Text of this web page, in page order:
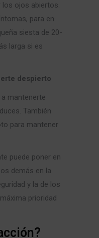
los ojos abiertos.
para en
siesta de 20-
larga si es
despierto
mantenerte
También
para mantener
puede poner en
demás en la
y la de los
prioridad